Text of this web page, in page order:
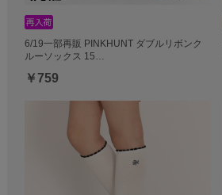
6/19一部再販 PINKHUNT ダブルリボンク
ルーソックス 15…
￥759